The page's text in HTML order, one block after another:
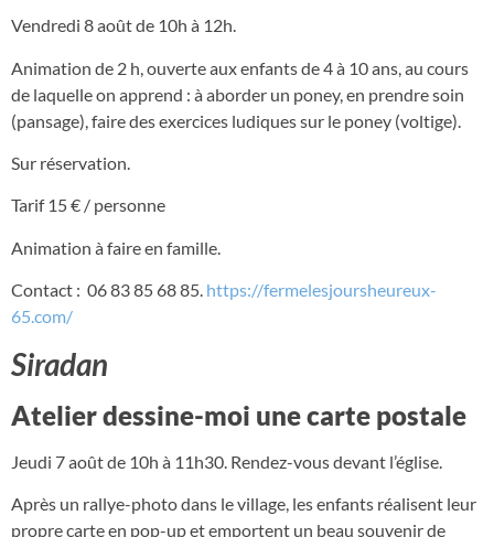
Vendredi 8 août de 10h à 12h.
Animation de 2 h, ouverte aux enfants de 4 à 10 ans, au cours
de laquelle on apprend : à aborder un poney, en prendre soin
(pansage), faire des exercices ludiques sur le poney (voltige).
Sur réservation.
Tarif 15 € / personne
Animation à faire en famille.
Contact : 06 83 85 68 85. https://fermelesjoursheureux-
65.com/
Siradan
Atelier dessine-moi une carte postale
Jeudi 7 août de 10h à 11h30. Rendez-vous devant l’église.
Après un rallye-photo dans le village, les enfants réalisent leur
propre carte en pop-up et emportent un beau souvenir de